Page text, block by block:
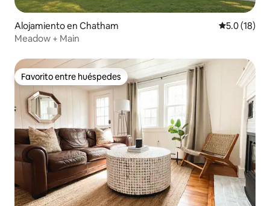
Alojamiento en Chatham Calificación
5.0 (18)
Meadow + Main
Favorito entre huéspedes
Favorito entre huéspedes